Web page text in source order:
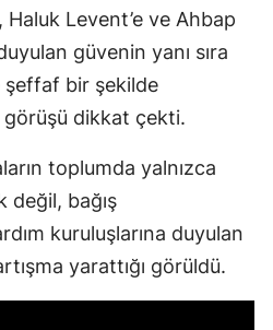
Levent’e ve Ahbap
güvenin yanı sıra
şeffaf bir şekilde
görüşü dikkat çekti.
toplumda yalnızca
değil, bağış
kuruluşlarına duyulan
yarattığı görüldü.